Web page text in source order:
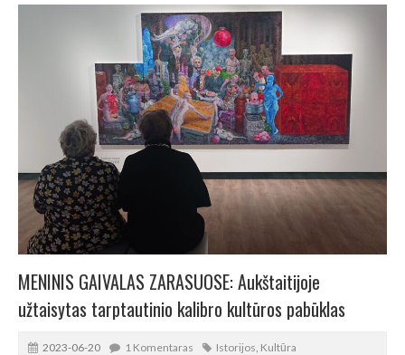
MENINIS GAIVALAS ZARASUOSE: Aukštaitijoje
užtaisytas tarptautinio kalibro kultūros pabūklas
2023-06-20 1 Komentaras Istorijos Kultūra